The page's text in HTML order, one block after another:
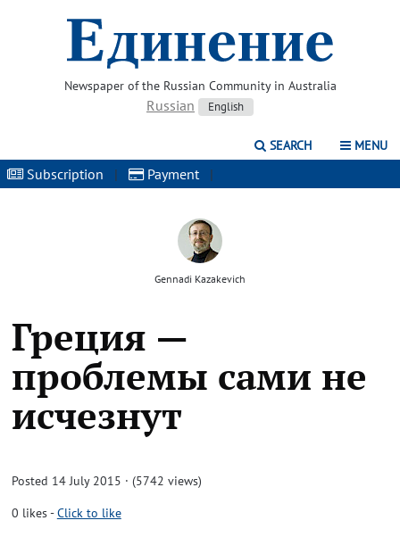
Newspaper of the Russian Community in Australia
Russian English
SEARCH MENU
Subscription | Payment |
Gennadi Kazakevich
Греция —
проблемы сами не
исчезнут
Posted 14 July 2015 · (5742 views)
0 likes-Click to like